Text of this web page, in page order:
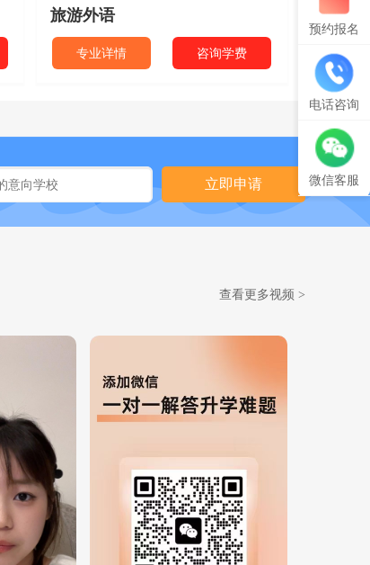
旅游外语
专业详情 咨询学费
立即申请
查看更多视频 >
预约报名
电话咨询
微信客服